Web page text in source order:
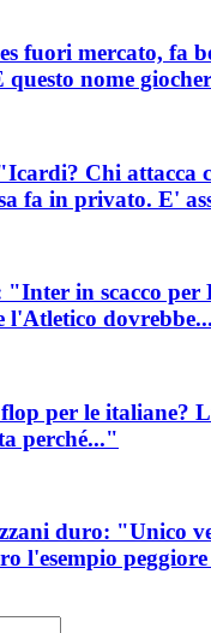
fuori mercato, fa
questo nome
Chi attacca
fa in privato. E'
in scacco per
l'Atletico
per le italiane?
perché..."
duro: "Unico
l'esempio